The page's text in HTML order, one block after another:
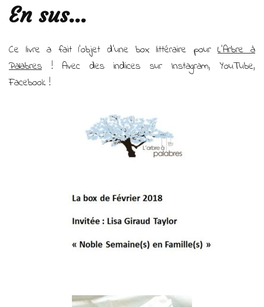
En sus…
Ce livre a fait l’objet d’une box littéraire pourL’Arbre à
Palabres ! Avec des indices sur Instagram, YouTube,
Facebook !